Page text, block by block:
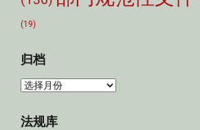
(19)
归档
归
法规库